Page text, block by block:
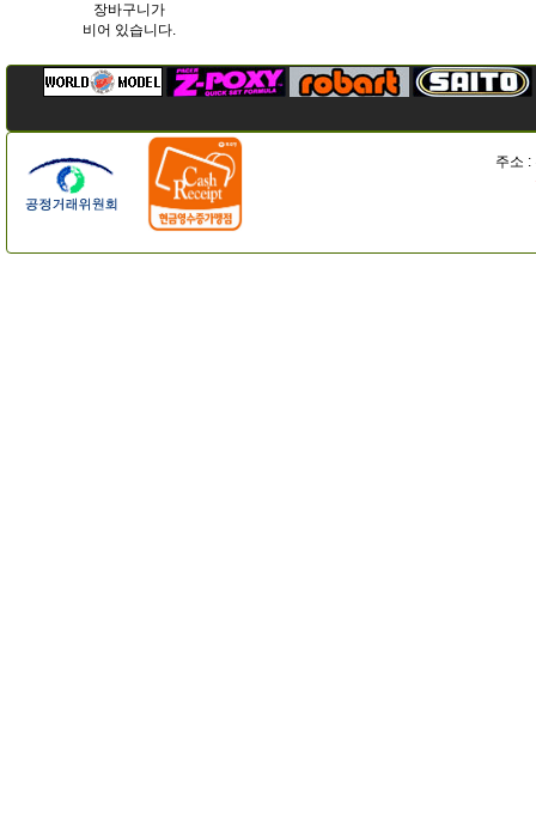
장바구니가
비어 있습니다.
주소